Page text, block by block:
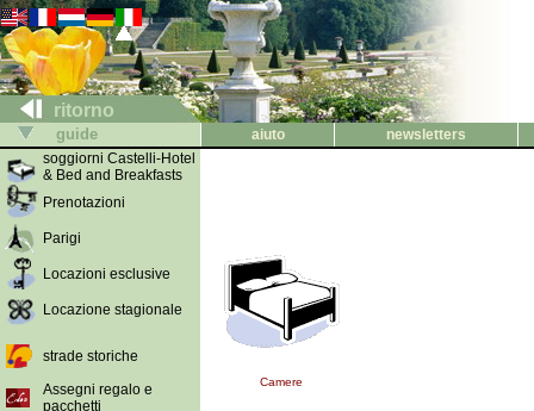
ritorno
guide aiuto
newsletters
soggiorni Castelli-Hotel
& Bed and Breakfasts
Prenotazioni
Parigi
Locazioni esclusive
Locazione stagionale
strade storiche
Assegni regalo e
pacchetti
Camere